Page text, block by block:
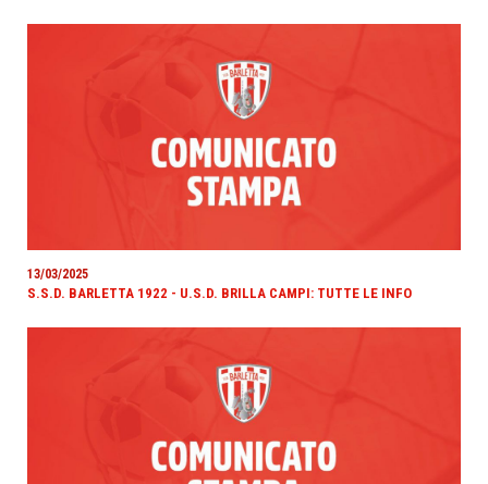
13/03/2025
S.S.D. BARLETTA 1922 - U.S.D. BRILLA CAMPI: TUTTE LE INFO